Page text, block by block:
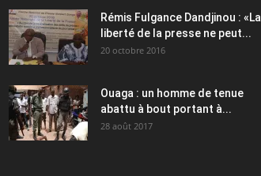
Rémis Fulgance Dandjinou : «La
liberté de la presse ne peut...
20 octobre 2016
Ouaga : un homme de tenue
abattu à bout portant à...
28 août 2017